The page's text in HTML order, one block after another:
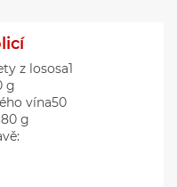
z lososa1
g
vína50
g